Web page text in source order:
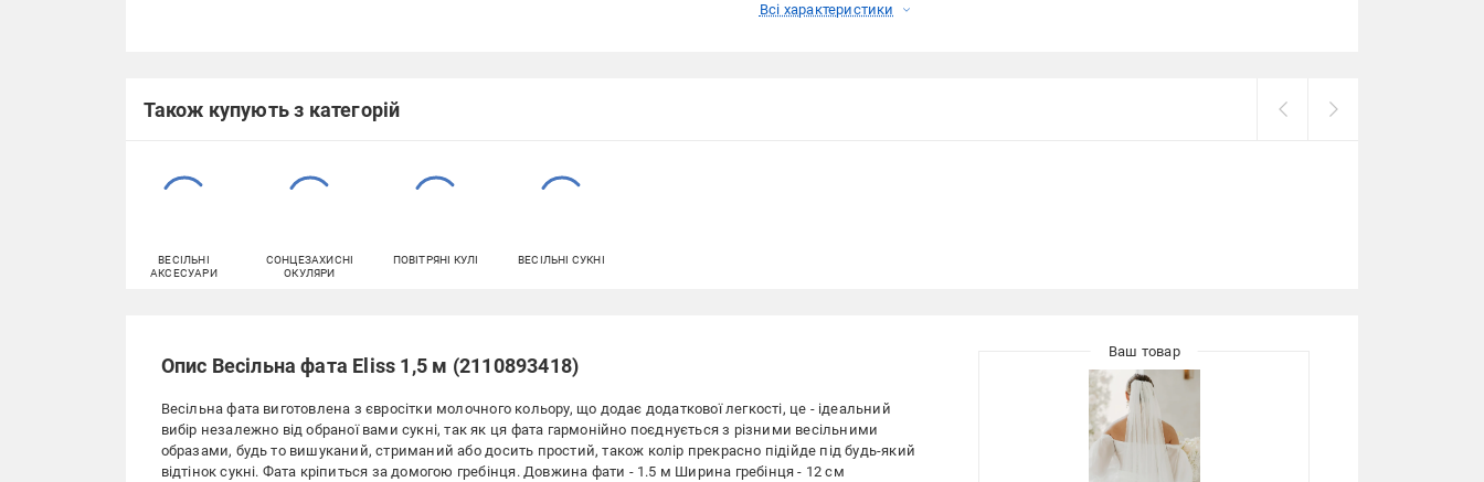
Всі характеристики
Також купують з категорій
ВЕСІЛЬНІ
АКСЕСУАРИ
СОНЦЕЗАХИСНІ
ОКУЛЯРИ
ПОВІТРЯНІ КУЛІ ВЕСІЛЬНІ СУКНІ
Опис Весільна фата Eliss 1,5 м (2110893418)
Весільна фата виготовлена з євросітки молочного кольору, що додає додаткової легкості, це - ідеальний
вибір незалежно від обраної вами сукні, так як ця фата гармонійно поєднується з різними весільними
образами, будь то вишуканий, стриманий або досить простий, також колір прекрасно підійде під будь-який
відтінок сукні. Фата кріпиться за домогою гребінця. Довжина фати - 1.5 м Ширина гребінця - 12 см